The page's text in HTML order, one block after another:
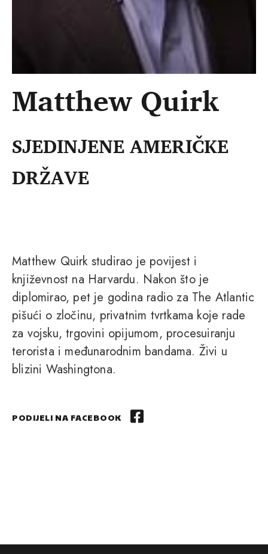
Matthew Quirk
SJEDINJENE AMERIČKE
DRŽAVE
Matthew Quirk studirao je povijest i
književnost na Harvardu. Nakon što je
diplomirao, pet je godina radio za The Atlantic
pišući o zločinu, privatnim tvrtkama koje rade
za vojsku, trgovini opijumom, procesuiranju
terorista i međunarodnim bandama. Živi u
blizini Washingtona.
PODIJELI NA FACEBOOK